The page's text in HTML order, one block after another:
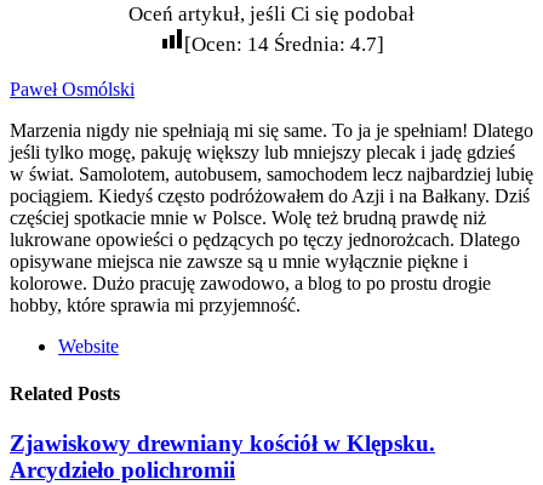
Oceń artykuł, jeśli Ci się podobał
[Ocen: 14Średnia: 4.7]
Paweł Osmólski
Marzenia nigdy nie spełniają mi się same. To ja je spełniam! Dlatego
jeśli tylko mogę, pakuję większy lub mniejszy plecak i jadę gdzieś
w świat. Samolotem, autobusem, samochodem lecz najbardziej lubię
pociągiem. Kiedyś często podróżowałem do Azji i na Bałkany. Dziś
częściej spotkacie mnie w Polsce. Wolę też brudną prawdę niż
lukrowane opowieści o pędzących po tęczy jednorożcach. Dlatego
opisywane miejsca nie zawsze są u mnie wyłącznie piękne i
kolorowe. Dużo pracuję zawodowo, a blog to po prostu drogie
hobby, które sprawia mi przyjemność.
Website
Related Posts
Zjawiskowy drewniany kościół w Klępsku.
Arcydzieło polichromii